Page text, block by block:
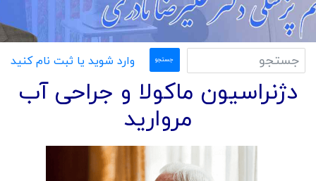
وارد شوید یا ثبت نام کنید
دژنراسیون ماکولا و جراحی آب
مروارید